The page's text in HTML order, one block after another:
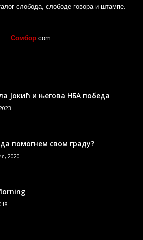
слобода, слободе говора и штампе.
Сомбор.com
Јокић и његова НБА победа
помогнем свом граду?
2020